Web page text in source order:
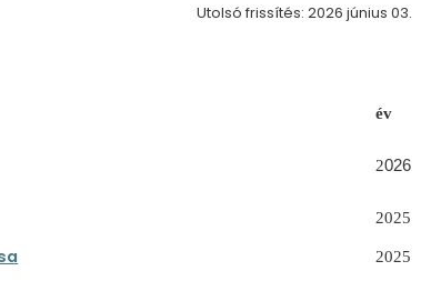
Utolsó frissítés: 2026 június 03.
év
2026
2025
2025